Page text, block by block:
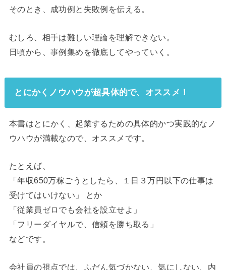
そのとき、成功例と失敗例を伝える。
むしろ、相手は難しい理論を理解できない。
日頃から、事例集めを徹底してやっていく。
とにかくノウハウが超具体的で、オススメ！
本書はとにかく、起業するための具体的かつ実践的なノ
ウハウが満載なので、オススメです。
たとえば、
「年収650万稼ごうとしたら、１日３万円以下の仕事は
受けてはいけない」 とか
「従業員ゼロでも会社を設立せよ」
「フリーダイヤルで、信頼を勝ち取る」
などです。
会社員の視点では、ふだん気づかない、気にしない、内